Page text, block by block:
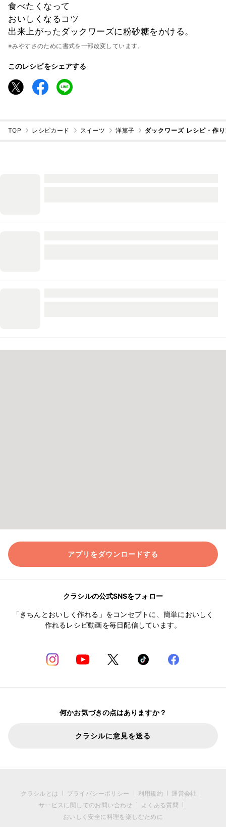
食べたくなって
おいしくなるコツ
出来上がったダックワーズに粉砂糖をかける。
※みやすさのために書式を一部改変しています。
このレシピをシェアする
TOP レシピカード スイーツ 洋菓子 ダックワーズ レシピ・作
アプリをダウンロードする
クラシルの公式SNSをフォロー
「きちんとおいしく作れる」をコンセプトに、簡単においしく
作れるレシピ動画を毎日配信しています。
何かお気づきの点はありますか？
クラシルに意見を送る
クラシルとは プライバシーポリシー 利用規約
運営会社
サービスに関してのお問い合わせ
よくある質問
おいしく安全に料理を楽しむために